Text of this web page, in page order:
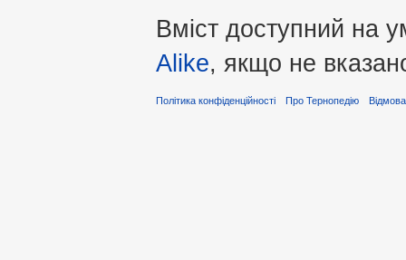
Вміст доступний на
Alike, якщо не
Політика конфіденційності Про Тернопедію